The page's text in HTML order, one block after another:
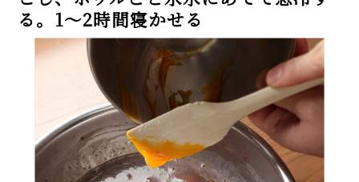
る。1～2時間寝かせる